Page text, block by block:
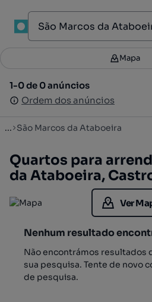
Filtros 3
1-0 de 0 anúncios
Ordem dos anúncios
Mapa
1-0 de 0 anúncios
Ordem dos anúncios
... São Marcos da Ataboeira
Quartos para
da Ataboeira,
Ver
Nenhum resultado
Não encontrámos resultados
sua pesquisa. Tente de novo
de pesquisa.